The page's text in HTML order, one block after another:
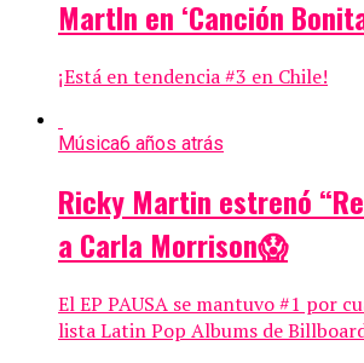
MartIn en ‘Canción
¡Está en tendencia #3 en Chile!
Música6 años atrás
Ricky Martin estrenó
a Carla Morrison😱
El EP PAUSA se mantuvo #1 por
lista Latin Pop Albums de